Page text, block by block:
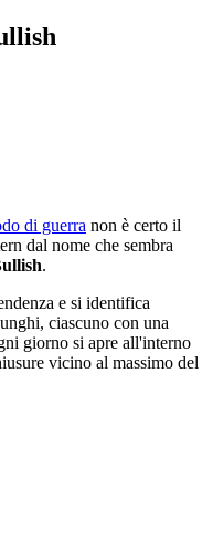
di guerra non è certo il
dal nome che sembra
.
e si identifica
ciascuno con una
giorno si apre all'interno
vicino al massimo del